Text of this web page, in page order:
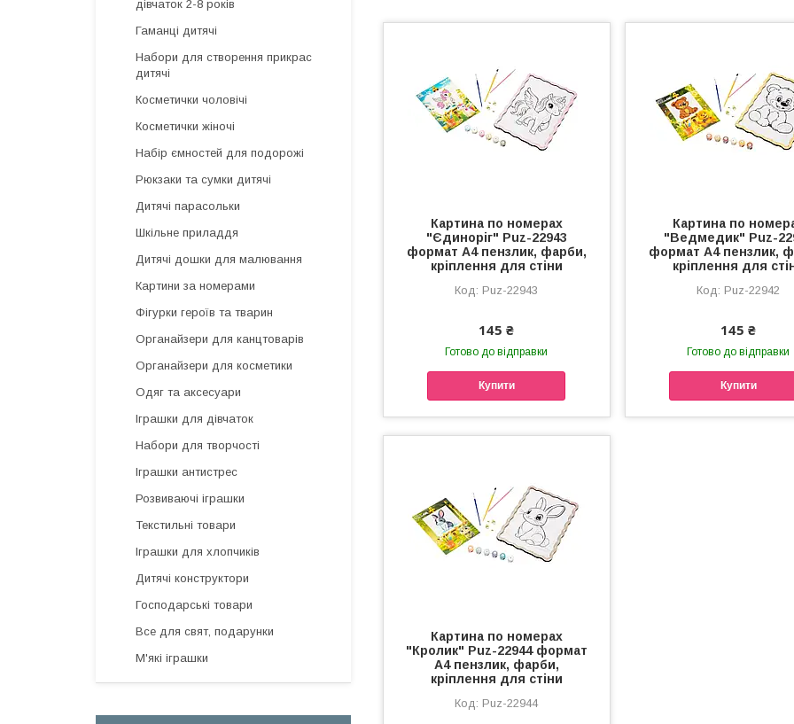
Картина по номерах
"Єдиноріг" Puz-22943
формат А4 пензлик, фарби,
кріплення для стіни
Puz-22943
145 ₴
Готово до відправки
Купити
Картина по
"Ведмедик" Puz-
формат А4 пензлик,
кріплення для
Puz-22942
145 ₴
Готово до відправки
Купити
Картина по номерах
"Кролик" Puz-22944 формат
А4 пензлик, фарби,
кріплення для стіни
Puz-22944
дівчаток 2-8 років
Гаманці дитячі
Набори для створення прикрас
дитячі
Косметички чоловічі
Косметички жіночі
Набір ємностей для подорожі
Рюкзаки та сумки дитячі
Дитячі парасольки
Шкільне приладдя
Дитячі дошки для малювання
Картини за номерами
Фігурки героїв та тварин
Органайзери для канцтоварів
Органайзери для косметики
Одяг та аксесуари
Іграшки для дівчаток
Набори для творчості
Іграшки антистрес
Розвиваючі іграшки
Текстильні товари
Іграшки для хлопчиків
Дитячі конструктори
Господарські товари
Все для свят, подарунки
М'які іграшки